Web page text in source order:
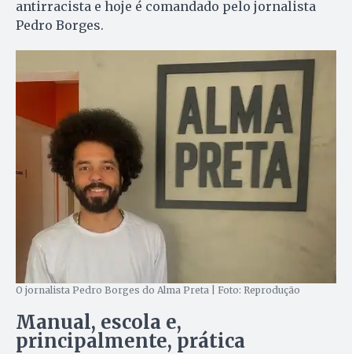
antirracista e hoje é comandado pelo jornalista
Pedro Borges.
O jornalista Pedro Borges do Alma Preta | Foto: Reprodução
Manual, escola e,
principalmente, prática